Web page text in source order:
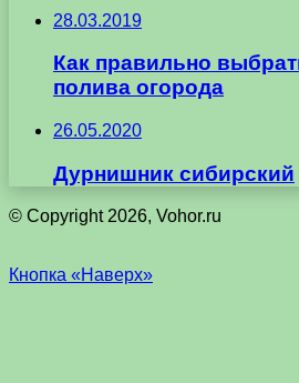
28.03.2019
Как правильно
полива огорода
26.05.2020
Дурнишник сибирский
© Copyright 2026, Vohor.ru
Кнопка «Наверх»